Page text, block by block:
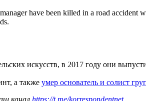
have been killed in a road accident
искусств, в 2017 году они
а также умер основатель и солист
канал https://t.me/korrespondentnet